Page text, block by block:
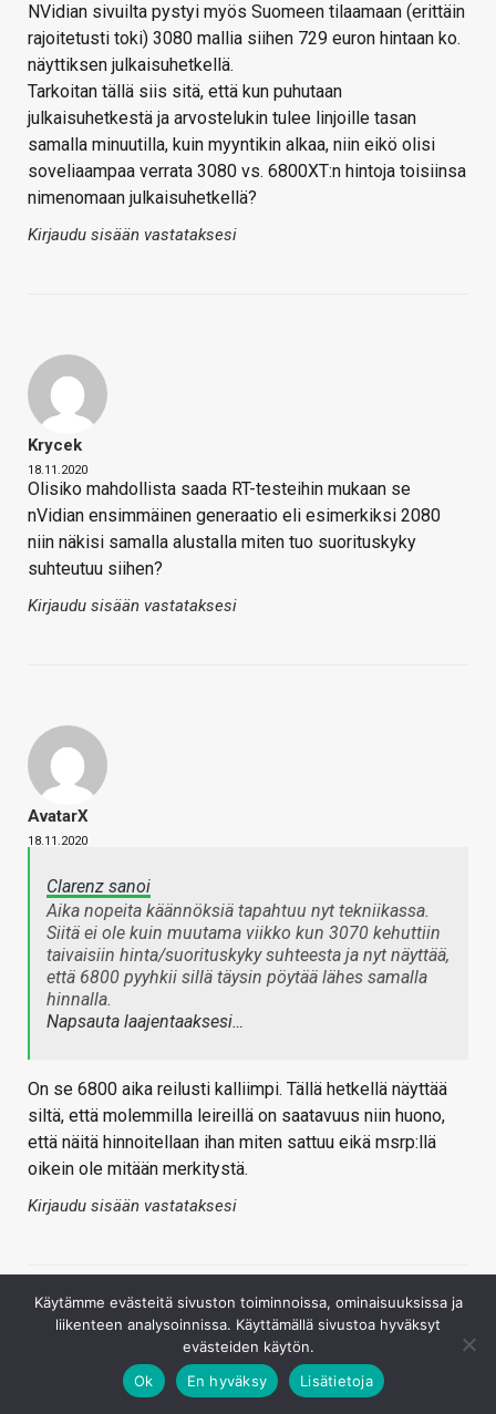
NVidian sivuilta pystyi myös Suomeen tilaamaan (erittäin
rajoitetusti toki) 3080 mallia siihen 729 euron hintaan ko.
näyttiksen julkaisuhetkellä.
Tarkoitan tällä siis sitä, että kun puhutaan
julkaisuhetkestä ja arvostelukin tulee linjoille tasan
samalla minuutilla, kuin myyntikin alkaa, niin eikö olisi
soveliaampaa verrata 3080 vs. 6800XT:n hintoja toisiinsa
nimenomaan julkaisuhetkellä?
Kirjaudu sisään vastataksesi
Krycek
18.11.2020
Olisiko mahdollista saada RT-testeihin mukaan se
nVidian ensimmäinen generaatio eli esimerkiksi 2080
niin näkisi samalla alustalla miten tuo suorituskyky
suhteutuu siihen?
Kirjaudu sisään vastataksesi
AvatarX
18.11.2020
Clarenz sanoi
Aika nopeita käännöksiä tapahtuu nyt tekniikassa.
Siitä ei ole kuin muutama viikko kun 3070 kehuttiin
taivaisiin hinta/suorituskyky suhteesta ja nyt näyttää,
että 6800 pyyhkii sillä täysin pöytää lähes samalla
hinnalla.
Napsauta laajentaaksesi…
On se 6800 aika reilusti kalliimpi. Tällä hetkellä näyttää
siltä, että molemmilla leireillä on saatavuus niin huono,
että näitä hinnoitellaan ihan miten sattuu eikä msrp:llä
oikein ole mitään merkitystä.
Kirjaudu sisään vastataksesi
Käytämme evästeitä sivuston toiminnoissa, ominaisuuksissa ja
liikenteen analysoinnissa. Käyttämällä sivustoa hyväksyt
evästeiden käytön.
Ok
En hyväksy Lisätietoja